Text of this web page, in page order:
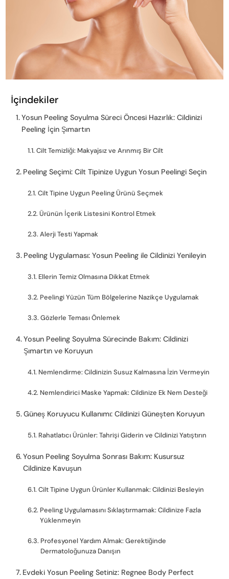
İçindekiler
Yosun Peeling Soyulma Süreci Öncesi Hazırlık: Cildinizi
Peeling İçin Şımartın
Cilt Temizliği: Makyajsız ve Arınmış Bir Cilt
Peeling Seçimi: Cilt Tipinize Uygun Yosun Peelingi Seçin
Cilt Tipine Uygun Peeling Ürünü Seçmek
Ürünün İçerik Listesini Kontrol Etmek
Alerji Testi Yapmak
Peeling Uygulaması: Yosun Peeling ile Cildinizi Yenileyin
Ellerin Temiz Olmasına Dikkat Etmek
Peelingi Yüzün Tüm Bölgelerine Nazikçe Uygulamak
Gözlerle Teması Önlemek
Yosun Peeling Soyulma Sürecinde Bakım: Cildinizi
Şımartın ve Koruyun
Nemlendirme: Cildinizin Susuz Kalmasına İzin Vermeyin
Nemlendirici Maske Yapmak: Cildinize Ek Nem Desteği
Güneş Koruyucu Kullanımı: Cildinizi Güneşten Koruyun
Rahatlatıcı Ürünler: Tahrişi Giderin ve Cildinizi Yatıştırın
Yosun Peeling Soyulma Sonrası Bakım: Kusursuz
Cildinize Kavuşun
Cilt Tipine Uygun Ürünler Kullanmak: Cildinizi Besleyin
Peeling Uygulamasını Sıklaştırmamak: Cildinize Fazla
Yüklenmeyin
Profesyonel Yardım Almak: Gerektiğinde
Dermatoloğunuza Danışın
Evdeki Yosun Peeling Setiniz: Regnee Body Perfect